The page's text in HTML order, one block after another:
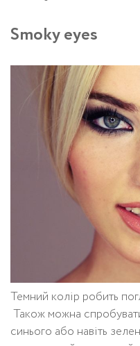
Smoky eyes
Темний колір робить
Також можна
синього або навіть